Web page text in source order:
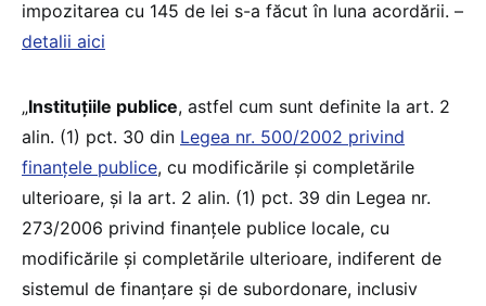
impozitarea cu 145 de lei s-a făcut în luna acordării. –
detalii aici
„Instituțiile publice, astfel cum sunt definite la art. 2
alin. (1) pct. 30 din Legea nr. 500/2002 privind
finanţele publice, cu modificările şi completările
ulterioare, şi la art. 2 alin. (1) pct. 39 din Legea nr.
273/2006 privind finanţele publice locale, cu
modificările şi completările ulterioare, indiferent de
sistemul de finanţare şi de subordonare, inclusiv